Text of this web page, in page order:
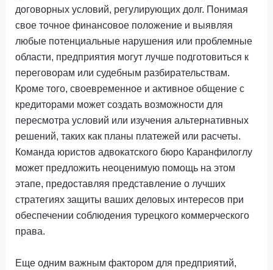
договорных условий, регулирующих долг. Понимая
свое точное финансовое положение и выявляя
любые потенциальные нарушения или проблемные
области, предприятия могут лучше подготовиться к
переговорам или судебным разбирательствам.
Кроме того, своевременное и активное общение с
кредиторами может создать возможности для
пересмотра условий или изучения альтернативных
решений, таких как планы платежей или расчеты.
Команда юристов адвокатского бюро Каранфилоглу
может предложить неоценимую помощь на этом
этапе, предоставляя представление о лучших
стратегиях защиты ваших деловых интересов при
обеспечении соблюдения турецкого коммерческого
права.
Еще одним важным фактором для предприятий,